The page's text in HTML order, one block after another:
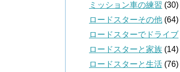
ミッション車の練習 (30)
ロードスターその他 (64)
ロードスターでドライブ
ロードスターと家族 (14)
ロードスターと生活 (76)